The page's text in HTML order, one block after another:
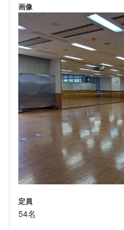
画像
定員
54名